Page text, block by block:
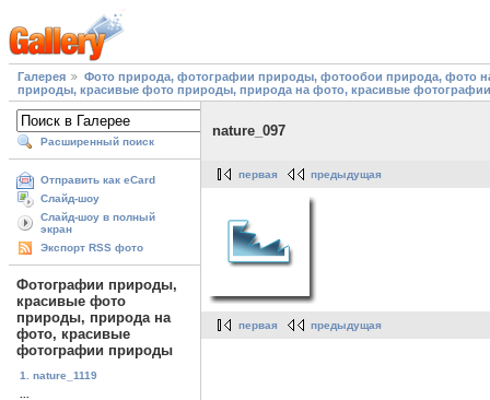
Галерея
Фото природа, фотографии природы, фотообои природа, фото
природы, красивые фото природы, природа на фото, красивые
Расширенный поиск
Отправить как eCard
Слайд-шоу
Слайд-шоу в полный
экран
Экспорт RSS фото
Фотографии природы,
красивые фото
природы, природа на
фото, красивые
фотографии природы
1. nature_1119
nature_097
первая предыдущая
первая предыдущая